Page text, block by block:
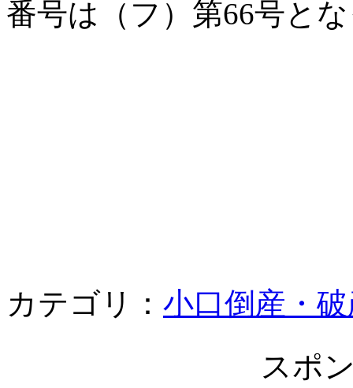
番号は（フ）第66号と
カテゴリ： 小口倒産・
スポ